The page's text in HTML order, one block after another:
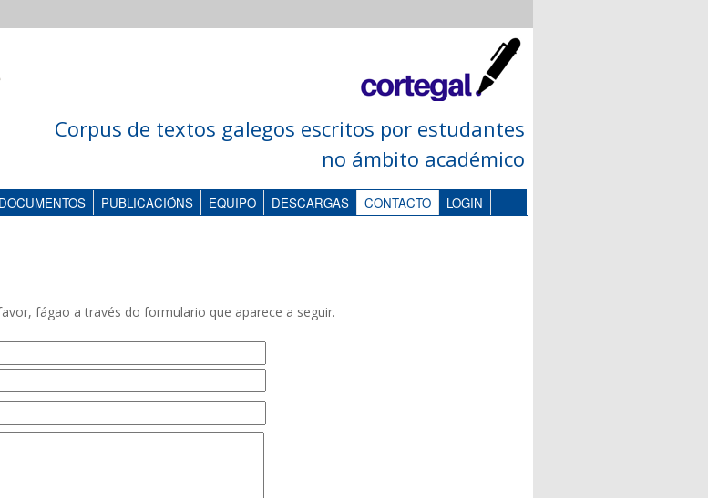
Corpus de textos galegos escritos por estudantes
no ámbito académico
DOCUMENTOS PUBLICACIÓNS EQUIPO DESCARGAS CONTACTO LOGIN
fágao a través do formulario que aparece a seguir.